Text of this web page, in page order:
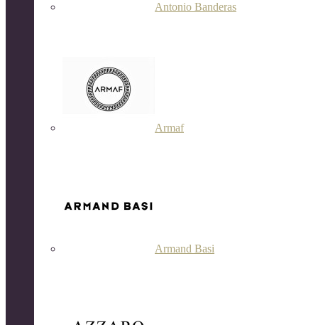
Antonio Banderas
Armaf
Armand Basi